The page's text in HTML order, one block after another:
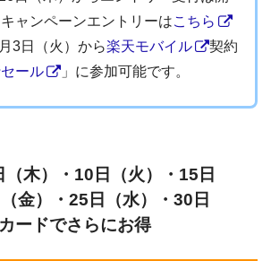
ャンペーンエントリーはこちら
3日（火）から楽天モバイル
契約
ール 」に参加可能です。
木）・10日（火）・15日
（金）・25日（水）・30日
ードでさらにお得